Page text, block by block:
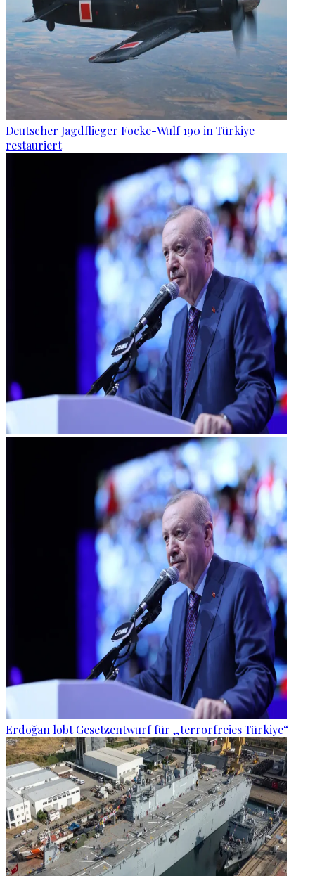
Deutscher Jagdflieger Focke-Wulf 190 in Türkiye
restauriert
Erdoğan lobt Gesetzentwurf für „terrorfreies Türkiye“